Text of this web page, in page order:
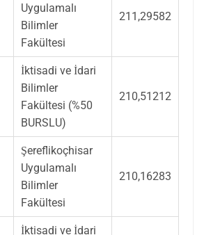
Uygulamalı
Bilimler
Fakültesi
211,29582
İktisadi ve İdari
Bilimler
Fakültesi (%50
BURSLU)
210,51212
Şereflikoçhisar
Uygulamalı
Bilimler
Fakültesi
210,16283
İktisadi ve İdari